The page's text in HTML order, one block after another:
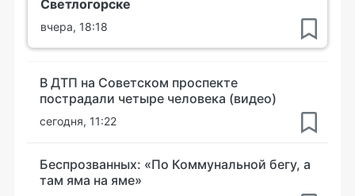
Светлогорске
вчера, 18:18
В ДТП на Советском проспекте
пострадали четыре человека (видео)
сегодня, 11:22
Беспрозванных: «По Коммунальной бегу, а
там яма на яме»